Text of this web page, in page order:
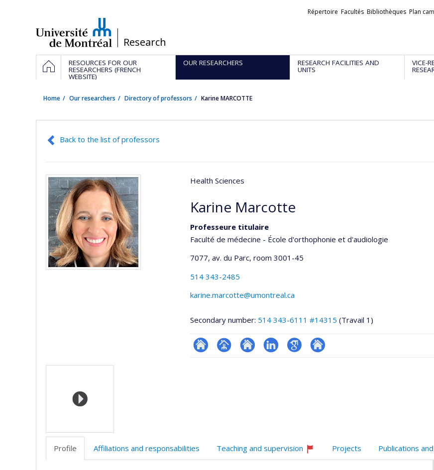
/Research
Liens
Répertoire Facultés Bibliothèques Plan
Navigation
principale
HOMERESOURCES FOR OUR
RESEARCHERS (FRENCH
WEBSITE)
OUR RESEARCHERS RESEARCH FACILITIES AND
UNITS
VICE-
Home Our researchers Directory of professors Karine MARCOTTE
Back to the list of professors
Health Sciences
Karine Marcotte
Professeure titulaire
Faculté de médecine - École d'orthophonie et d'audiologie
7077, av. du Parc, room 3001-45
514 343-2485
karine.marcotte@umontreal.ca
Secondary number: 514 343-6111 #14315 (Travail 1)
ResearchGate
Page Site
LinkedInGoogleAutre
Media
Profile Affiliations and responsabilities
Teaching and supervision
Currently
Projects Publications